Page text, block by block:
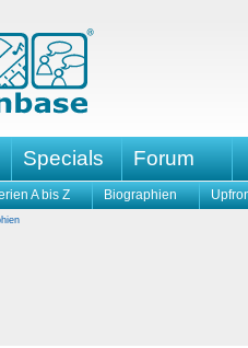
Specials Forum
A bis Z Biographien